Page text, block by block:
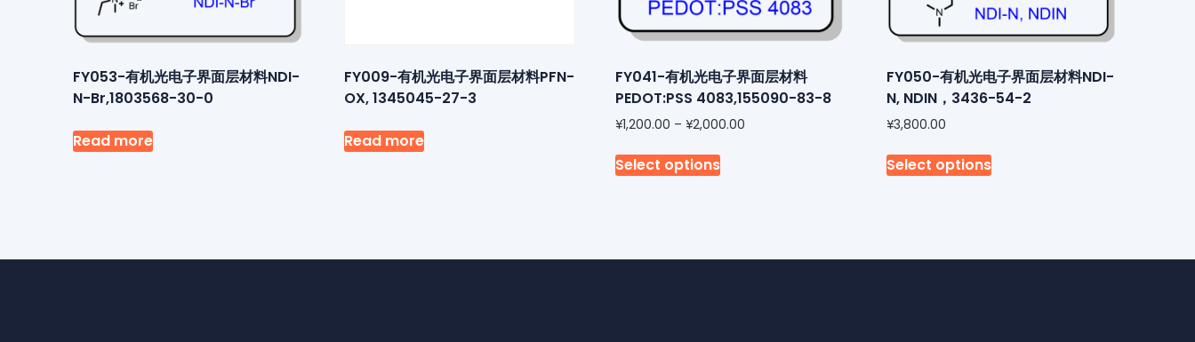
FY053-有机光电子界面层材料NDI-
N-Br,1803568-30-0
Read more
FY009-有机光电子界面层材料PFN-
OX, 1345045-27-3
Read more
FY041-有机光电子界面层材料
PEDOT:PSS 4083,155090-83-8
¥1,200.00 – ¥2,000.00
Select options
FY050-有机光电子界面层材料NDI-
N, NDIN，3436-54-2
¥3,800.00
Select options